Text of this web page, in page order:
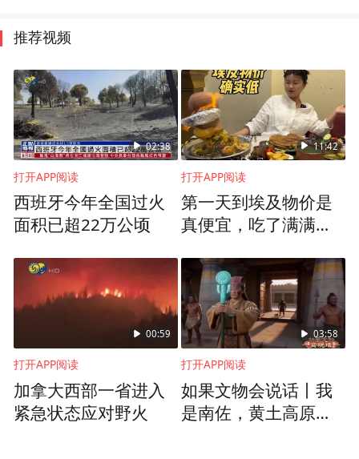
推荐视频
02:38
打开APP阅读
西班牙今年全国过火
面积已超22万公顷
11:42
打开APP阅读
第一天到埃及物价是
真便宜，吃了满满一
币
00:59
打开APP阅读
加拿大西部一省进入
紧急状态应对野火
03:58
打开APP阅读
如果文物会说话丨我
是南佐，黄土高原的